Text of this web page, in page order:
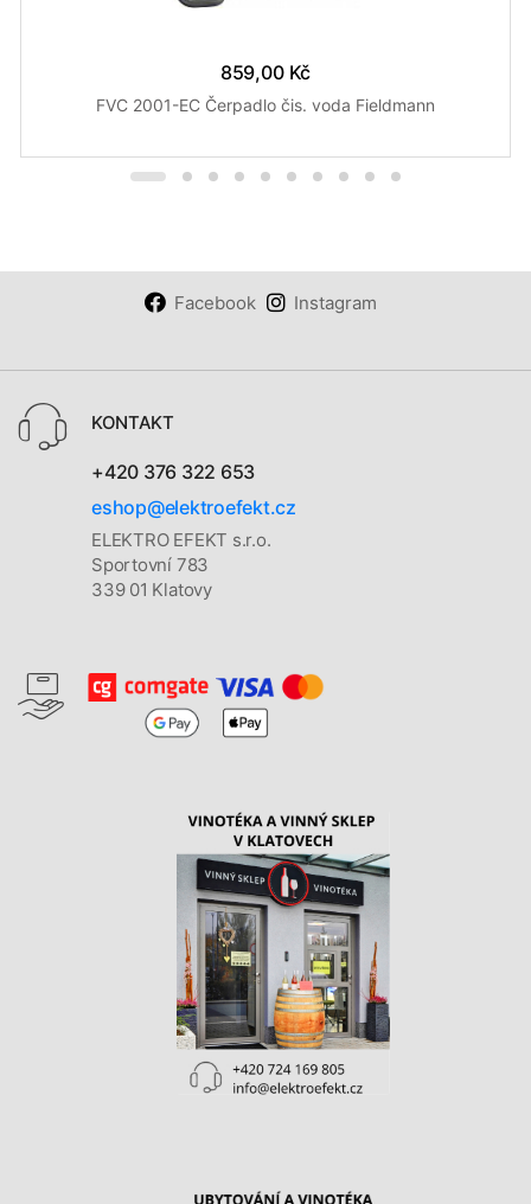
859,00 Kč
FVC 2001-EC Čerpadlo čis. voda Fieldmann
Facebook Instagram
KONTAKT
+420 376 322 653
eshop@elektroefekt.cz
ELEKTRO EFEKT s.r.o.
Sportovní 783
339 01 Klatovy